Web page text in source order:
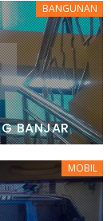
BANGUNAN
BANJAR
MOBIL